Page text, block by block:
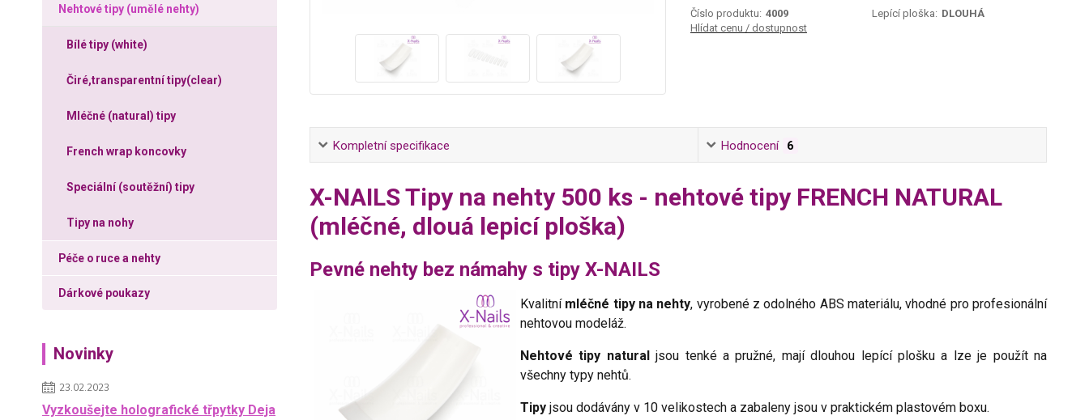
Nehtové tipy (umělé nehty)
Bílé tipy (white)
Čiré,transparentní tipy(clear)
Mléčné (natural) tipy
French wrap koncovky
Speciální (soutěžní) tipy
Tipy na nohy
Péče o ruce a nehty
Dárkové poukazy
Novinky
23.02.2023
Vyzkoušejte holografické třpytky Deja
Číslo produktu: 4009 Lepící ploška: DLOUHÁ
Hlídat cenu / dostupnost
Kompletní specifikace Hodnocení 6
X-NAILS Tipy na nehty 500 ks - nehtové tipy FRENCH NATURAL
(mléčné, dlouá lepicí ploška)
Pevné nehty bez námahy s tipy X-NAILS
Kvalitní mléčné tipy na nehty, vyrobené z odolného ABS materiálu, vhodné pro profesionální
nehtovou modeláž.
Nehtové tipy naturaljsou tenké a pružné, mají dlouhou lepící plošku a lze je použít na
všechny typy nehtů.
Tipy jsou dodávány v 10 velikostech a zabaleny jsou v praktickém plastovém boxu.